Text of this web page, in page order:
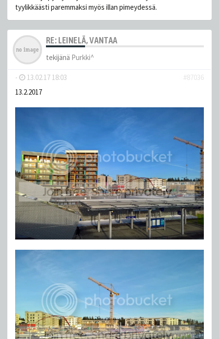
tyylikkäästi paremmaksi myös illan pimeydessä.
RE: LEINELÄ, VANTAA
tekijänä Purkki^
- 13.02.17 18:03
#87036
13.2.2017